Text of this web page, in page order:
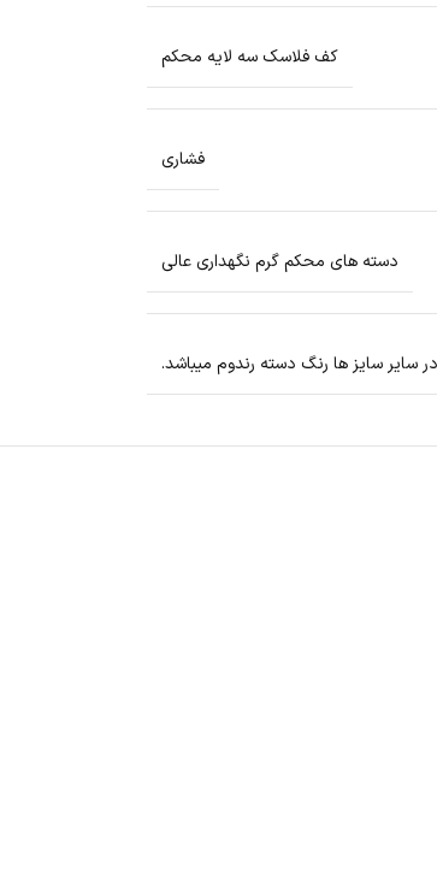
کف فلاسک سه لایه محکم
فشاری
دسته های محکم گرم نگهداری عالی
سایر سایز ها رنگ دسته رندوم میباشد.